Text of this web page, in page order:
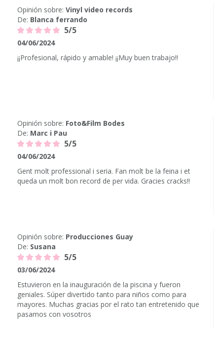
Opinión sobre: Vinyl video records
De: Blanca ferrando
5/5
04/06/2024
¡¡Profesional, rápido y amable! ¡¡Muy buen trabajo!!
Opinión sobre: Foto&Film Bodes
De: Marc i Pau
5/5
04/06/2024
Gent molt professional i seria. Fan molt be la feina i et
queda un molt bon record de per vida. Gracies cracks!!
Opinión sobre: Producciones Guay
De: Susana
5/5
03/06/2024
Estuvieron en la inauguración de la piscina y fueron
geniales. Súper divertido tanto para niños como para
mayores. Muchas gracias por el rato tan entretenido que
pasamos con vosotros